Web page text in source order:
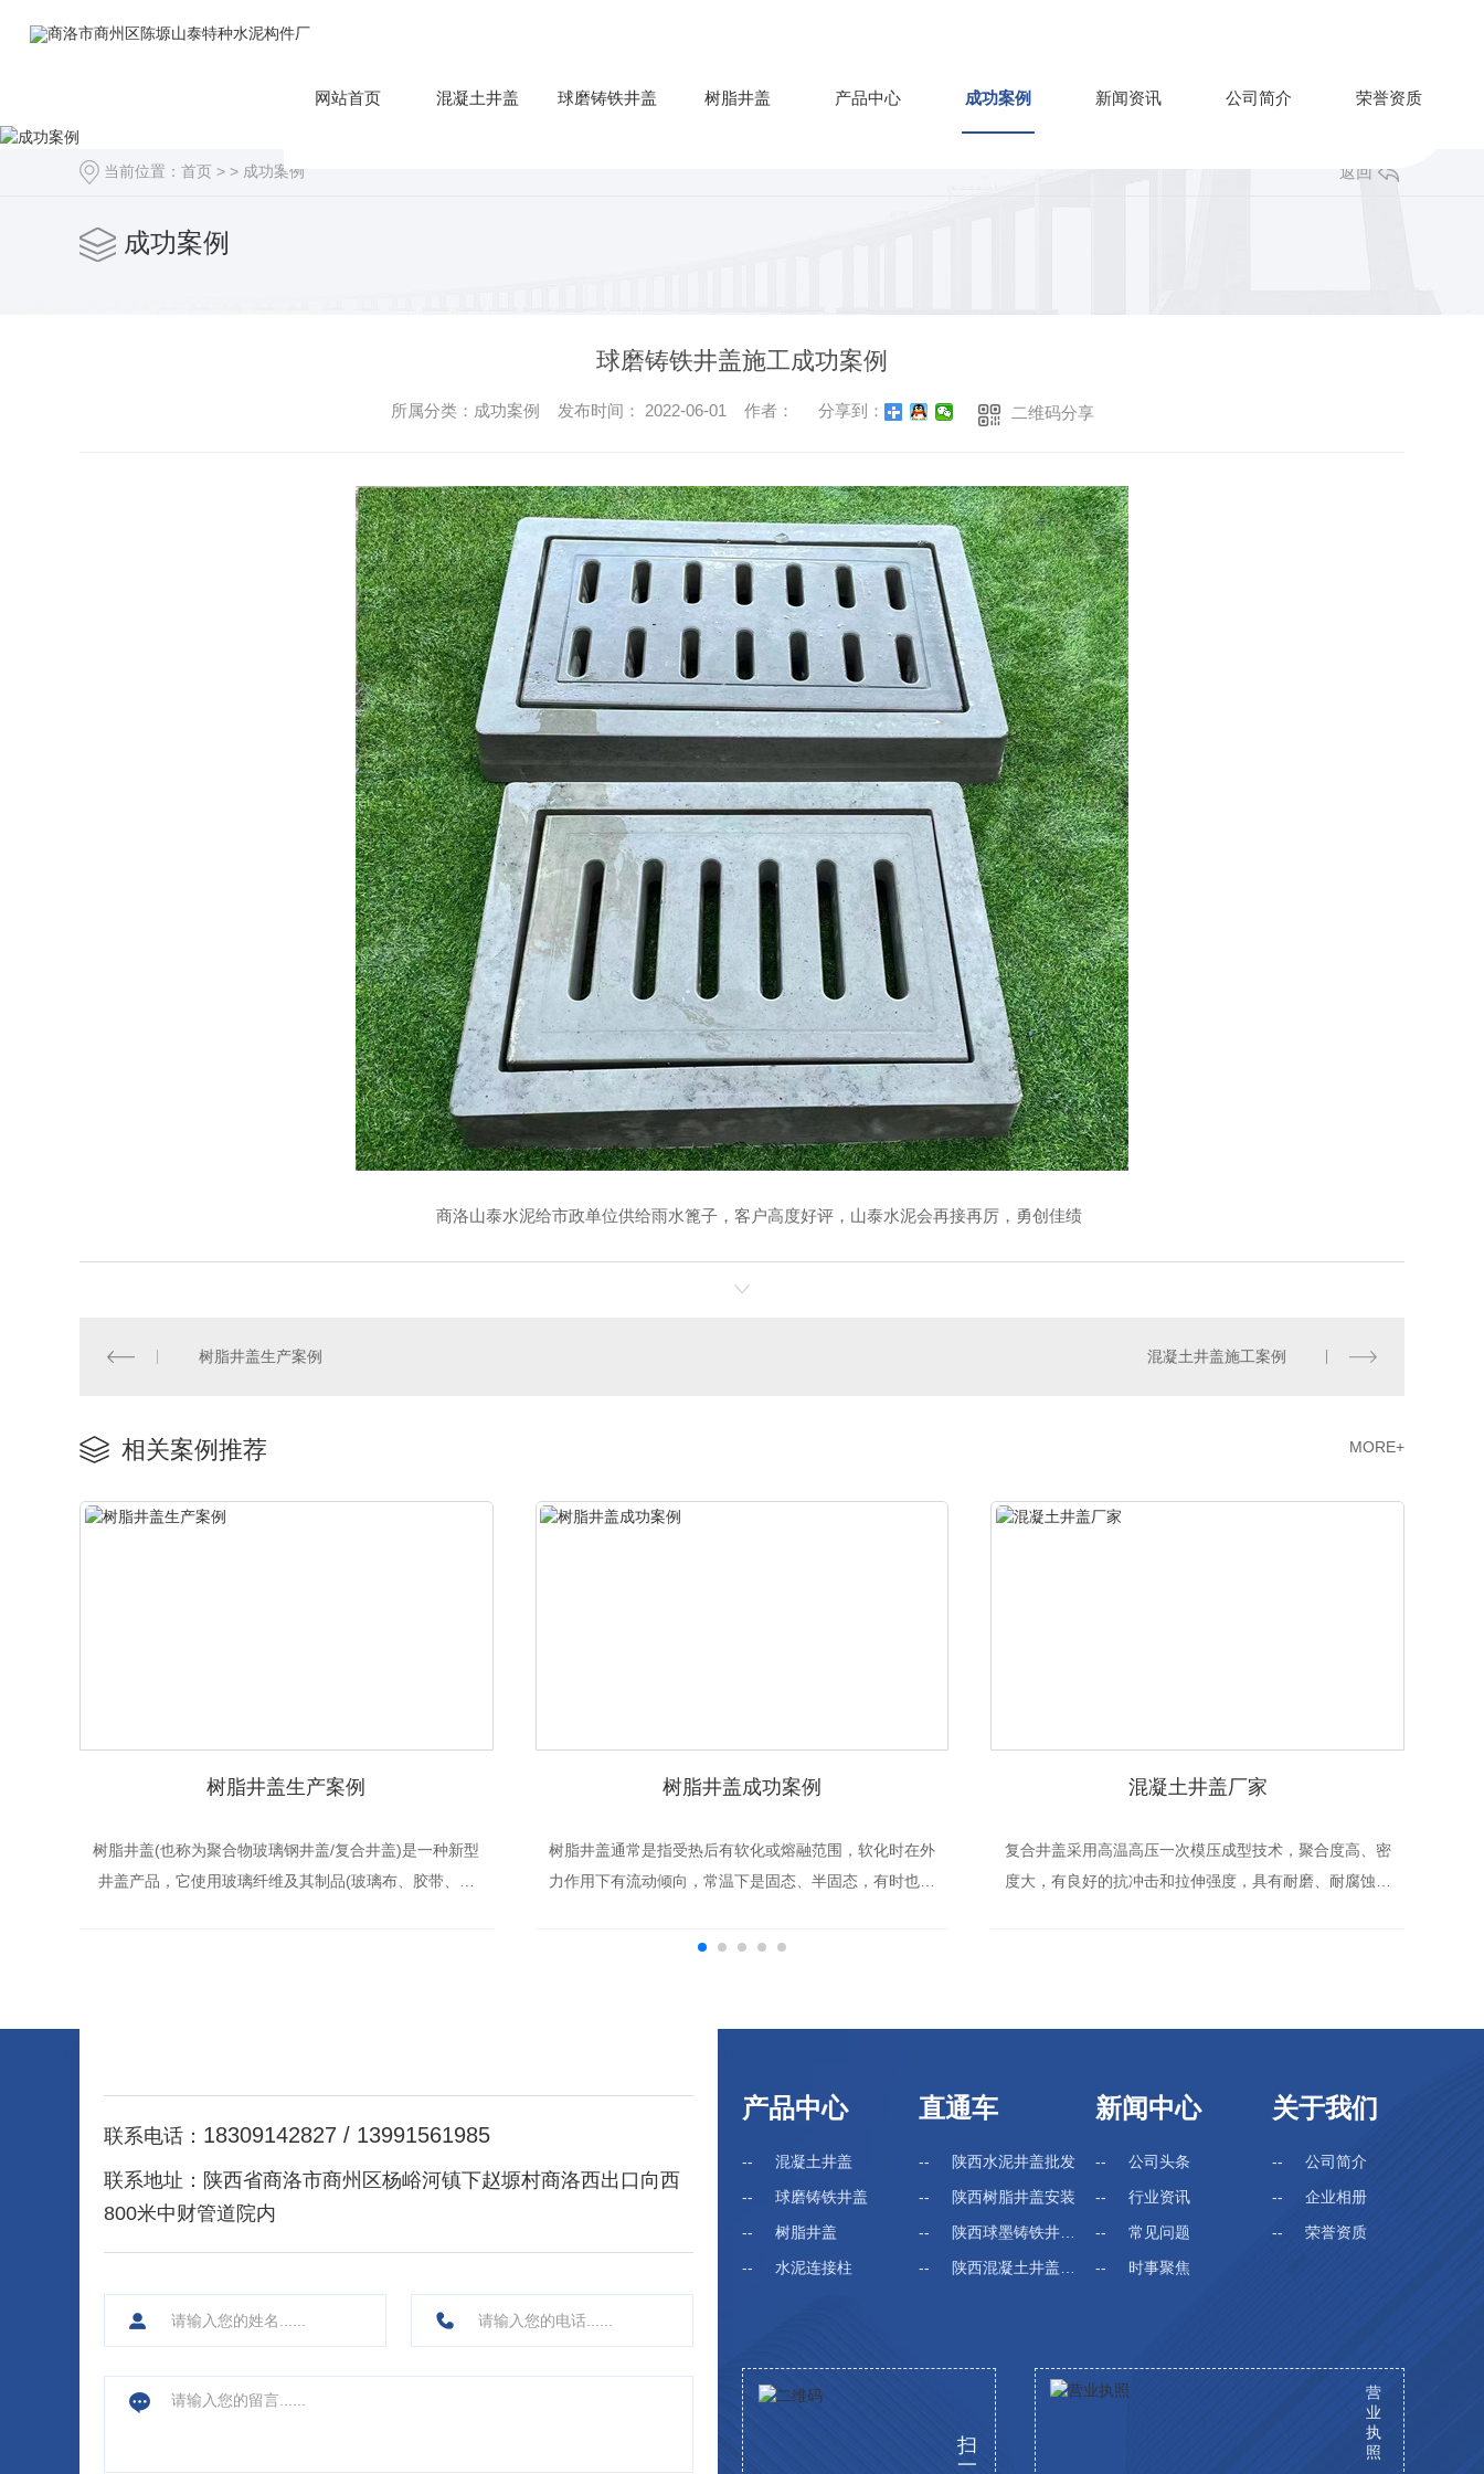
网站首页 混凝土井盖 球磨铸铁井盖 树脂井盖 产品中心 成功案例 新闻资讯 公司简介 荣誉资质
当前位置： 首页 > > 成功案例 返回
成功案例
球磨铸铁井盖施工成功案例
所属分类：成功案例 发布时间： 2022-06-01 作者： 分享到： 二维码分享
商洛山泰水泥给市政单位供给雨水篦子，客户高度好评，山泰水泥会再接再厉，勇创佳绩
树脂井盖生产案例 混凝土井盖施工案例
相关案例推荐 MORE+
树脂井盖生产案例
树脂井盖(也称为聚合物玻璃钢井盖/复合井盖)是一种新型
井盖产品，它使用玻璃纤维及其制品(玻璃布、胶带、毛
树脂井盖成功案例
树脂井盖通常是指受热后有软化或熔融范围，软化时在外
力作用下有流动倾向，常温下是固态、半固态，有时也可
工原料的任何聚合物都称为树脂。树脂有天然树脂和合成
史进行分类。
​混凝土井盖厂家
复合井盖采用高温高压一次模压成型技术，聚合度高、密
度大，有良好的抗冲击和拉伸强度，具有耐磨、耐腐蚀、
联系电话： 18309142827 / 13991561985
联系地址： 陕西省商洛市商州区杨峪河镇下赵塬村商洛西出口向西
800米中财管道院内
产品中心
混凝土井盖
球磨铸铁井盖
树脂井盖
水泥连接柱
直通车
陕西水泥井盖批发
陕西树脂井盖安装
陕西球墨铸铁井盖厂家
陕西混凝土井盖生产
新闻中心
公司头条
行业资讯
常见问题
时事聚焦
关于我们
公司简介
企业相册
荣誉资质
扫
一
营
业
执
照